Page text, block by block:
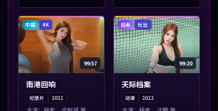
片单。
凑，值得加入片单...
中国 4K
99:57
南港回响
纪录片 2021
日本 杜比
99:20
天际档案
动漫 2022